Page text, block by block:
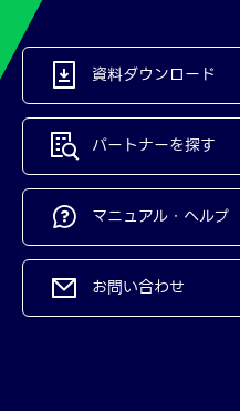
資料ダウンロード
パートナーを探す
マニュアル・ヘルプ
お問い合わせ